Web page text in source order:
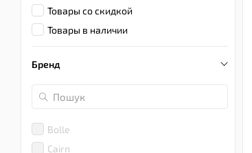
Товары со скидкой
Товары в наличии
Бренд
Bolle
Cairn